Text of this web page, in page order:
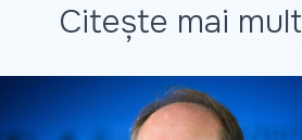
Citește mai mult